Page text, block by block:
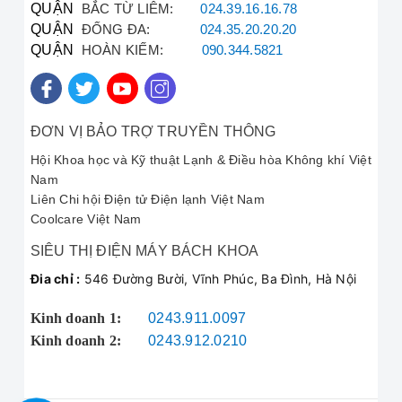
Tôi mua chiếcbơm chân không Value 2 cấp
V-i280SV tại Bách Khoa để phục vụ công
trình lắp đặt hệ thống VRV. Máy chạy rất
khỏe và độ hút sâu tuyệt vời, giúp tôi hoàn
thành công việc nhanh chóng. Nhân viên tư
đúng với nhu cầu bơm chân không ngành
lạnhcủa tôi.
- Anh Quang (Chủ thầu cơ điện lạnh, Hà
Mình dùng chiếc bơm 3.5 CFM (
i140SV) để hút chân không điều hòa
hàng chính hãng, có tem bảo hành đầy đủ tại
QUẬN BẮC TỪ LIÊM:024.39.16.16.78
QUẬN ĐỐNG ĐA: 024.35.20.20.20
QUẬN HOÀN KIẾM: 090.344.5821
ĐƠN VỊ BẢO TRỢ TRUYỀN THÔNG
Hội Khoa học và Kỹ thuật Lạnh & Điều hòa Không khí Việt
Nam
Liên Chi hội Điện tử Điện lạnh Việt Nam
Coolcare Việt Nam
SIÊU THỊ ĐIỆN MÁY BÁCH KHOA
Đia chỉ : 546 Đường Bười, Vĩnh Phúc, Ba Đình, Hà Nội
Kinh doanh 1:
0243.911.0097
Kinh doanh 2:
0243.912.0210